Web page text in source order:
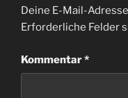
Deine E-Mail-
Erforderliche Felder
Kommentar*